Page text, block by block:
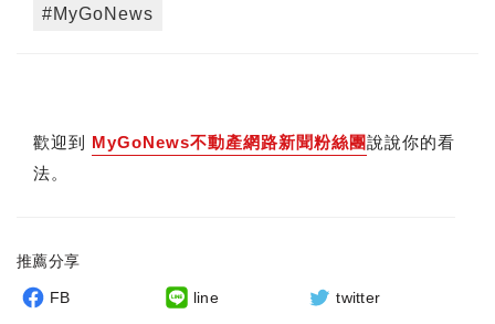
#MyGoNews
歡迎到 MyGoNews不動產網路新聞粉絲團說說你的看
法。
推薦分享
FB line twitter